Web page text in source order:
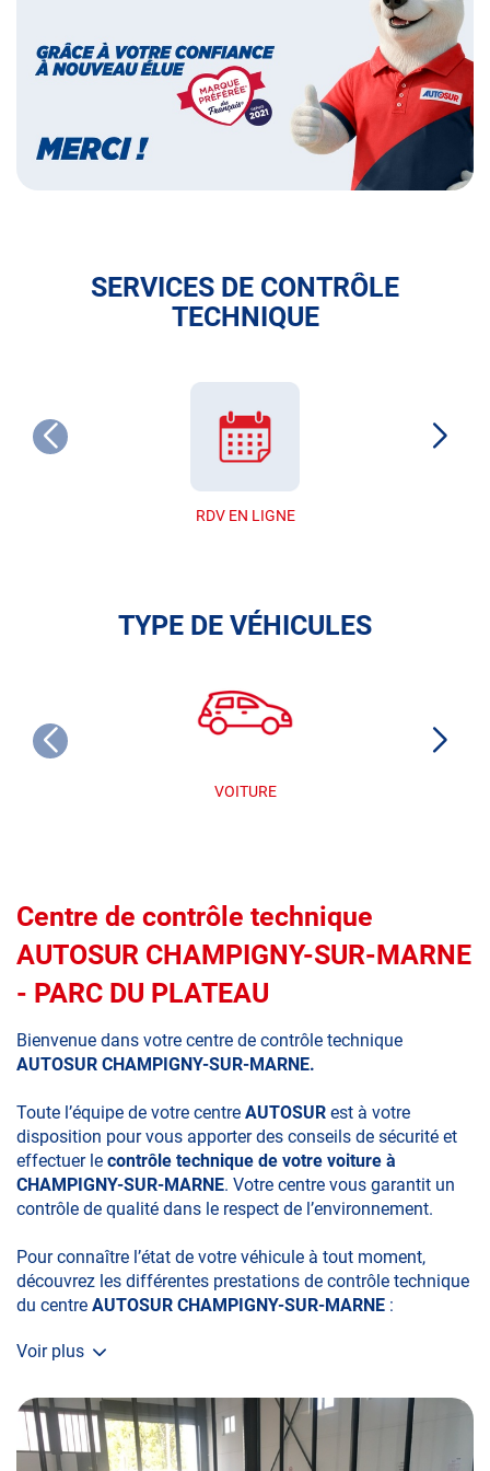
français
SERVICES DE CONTRÔLE
TECHNIQUE
RDV EN LIGNE
TYPE DE VÉHICULES
VOITURE
Centre de contrôle technique
AUTOSUR CHAMPIGNY-SUR-MARNE
- PARC DU PLATEAU
Bienvenue dans votre centre de contrôle technique
AUTOSUR CHAMPIGNY-SUR-MARNE.
Toute l’équipe de votre centre AUTOSUR est à votre
disposition pour vous apporter des conseils de sécurité et
effectuer le contrôle technique de votre voiture à
CHAMPIGNY-SUR-MARNE. Votre centre vous garantit un
contrôle de qualité dans le respect de l’environnement.
Pour connaître l’état de votre véhicule à tout moment,
découvrez les différentes prestations de contrôle technique
du centre AUTOSUR CHAMPIGNY-SUR-MARNE :
• le contrôle technique obligatoire
• la contre-visite
• le contrôle pollution
Voir plus